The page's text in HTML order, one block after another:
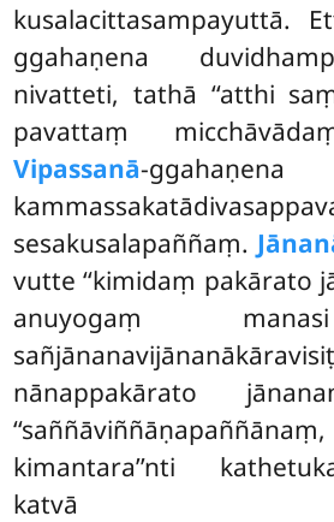
kusalacittasampayuttā.
ggahaṇena
nivatteti, tathā ‘‘atthi
pavattaṃ
Vipassanā-ggahaṇena
sesakusalapaññaṃ.
vutte ‘‘kimidaṃ pakārato
anuyogaṃ
nānappakārato
kimantara’’nti
katvā